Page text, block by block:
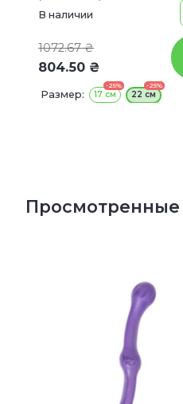
В наличии
1072.67 ₴
804.50 ₴
Размер:
-25%
17 см
-25%
22 см
Просмотренные